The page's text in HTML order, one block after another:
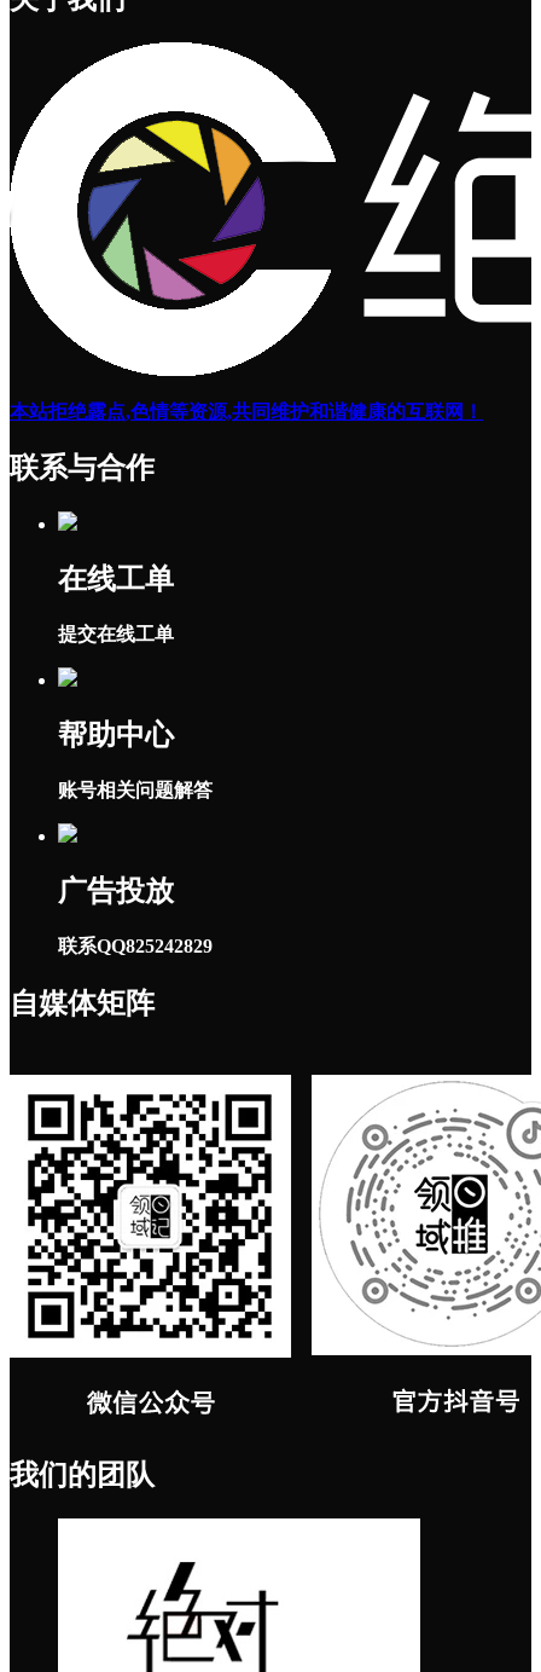
本站拒绝露点,色情等资源,共同维护和谐健康的互联网！
联系与合作
在线工单
提交在线工单
帮助中心
账号相关问题解答
广告投放
联系QQ825242829
自媒体矩阵
我们的团队